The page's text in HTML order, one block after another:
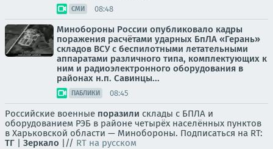
СМИ 08:48
Минобороны России опубликовало кадры
поражения расчётами ударных БпЛА «Герань»
складов ВСУ с беспилотными летательными
аппаратами различного типа, комплектующих к
ним и радиоэлектронного оборудования в
районах н.п. Савинцы...
ПАБЛИКИ 08:45
Российские военные поразили склады с БПЛА и
оборудованием РЭБ в районе четырёх населённых пунктов
в Харьковской области — Минобороны. Подписаться на RT:
ТГ | Зеркало |// RT на русском